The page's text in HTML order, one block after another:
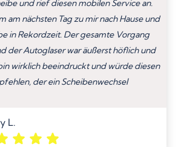
und rief diesen mobilen Service an.
am nächsten Tag zu mir nach Hause und
in Rekordzeit. Der gesamte Vorgang
der Autoglaser war äußerst höflich und
wirklich beeindruckt und würde diesen
der ein Scheibenwechsel
L.